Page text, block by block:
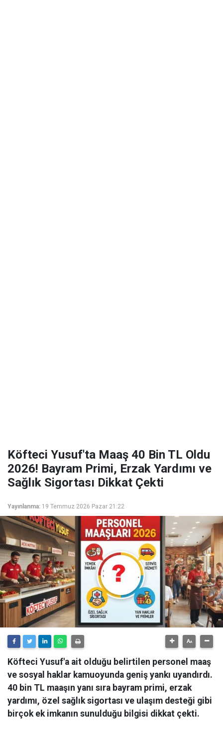
Köfteci Yusuf'ta Maaş 40 Bin TL Oldu
2026! Bayram Primi, Erzak Yardımı ve
Sağlık Sigortası Dikkat Çekti
Yayınlanma: 19 Temmuz 2026 Pazar 21:22
Köfteci Yusuf'a ait olduğu belirtilen personel maaş
ve sosyal haklar kamuoyunda geniş yankı uyandırdı.
40 bin TL maaşın yanı sıra bayram primi, erzak
yardımı, özel sağlık sigortası ve ulaşım desteği gibi
birçok ek imkanın sunulduğu bilgisi dikkat çekti.